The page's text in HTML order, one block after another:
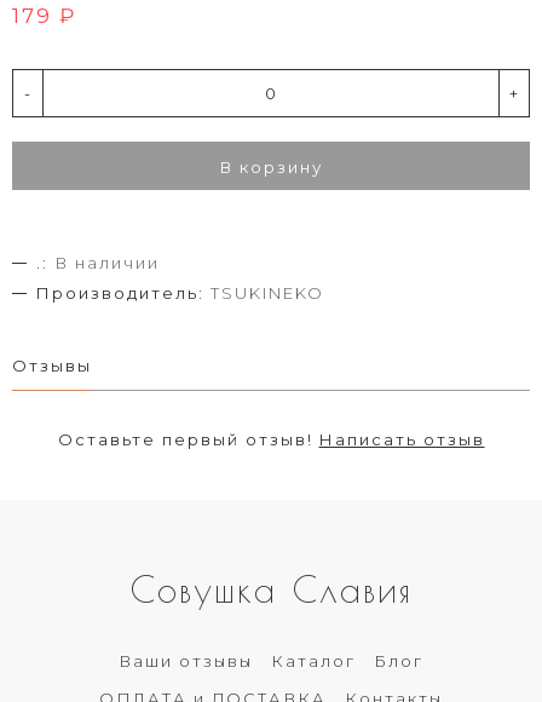
179 ₽
- +
В корзину
.:
В наличии
Производитель: TSUKINEKO
Отзывы
Оставьте первый отзыв! Написать отзыв
Совушка Славия
Ваши отзывы Каталог
Блог